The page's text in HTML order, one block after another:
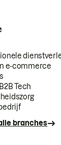
e-commerce
Tech
branches